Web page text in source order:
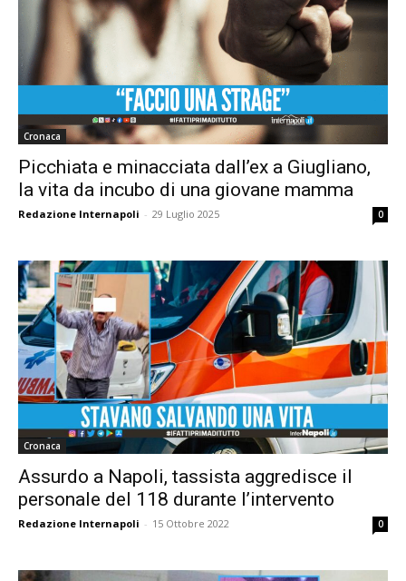
Cronaca
Picchiata e minacciata dall’ex a Giugliano,
la vita da incubo di una giovane mamma
Redazione Internapoli - 29 Luglio 2025 0
Cronaca
Assurdo a Napoli, tassista aggredisce il
personale del 118 durante l’intervento
Redazione Internapoli - 15 Ottobre 2022 0